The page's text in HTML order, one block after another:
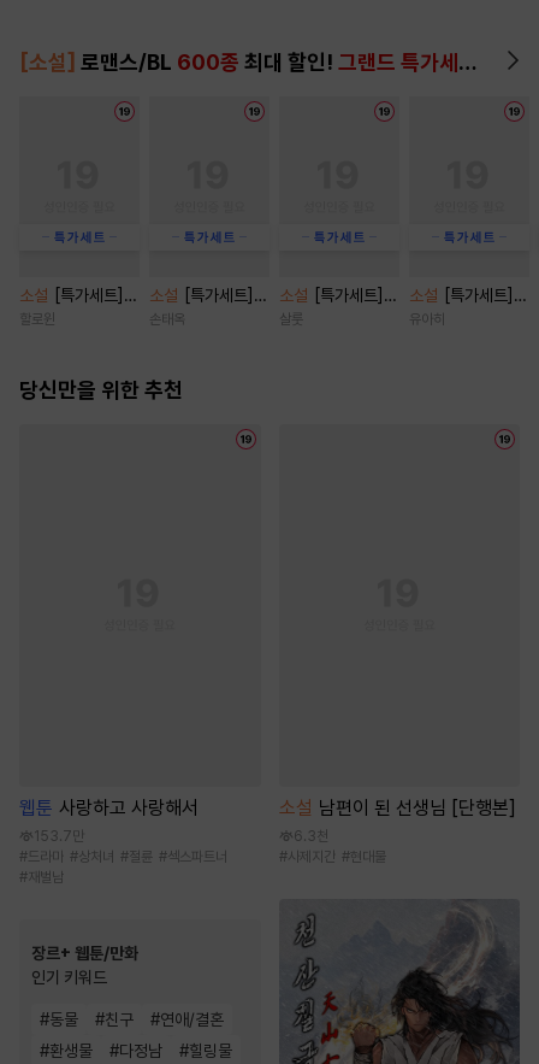
[소설] 로맨스/BL 600종 최대 할인! 그랜드 특가세트
소설
[특가세트]
페로몬 페티시 [단
할로윈
소설
[특가세트]
무뢰한 [단행본]
손태옥
소설
[특가세트]
제한지구 [단행본]
살룻
소설
[특가세트]
결혼이란 이름의
유아히
당신만을 위한 추천
웹툰 사랑하고 사랑해서
153.7만
#드라마 #상처녀 #절륜 #섹스파트너
# 재벌남
장르+ 웹툰/만화
인기 키워드
#동물 #친구 #연애/결혼
#환생물 #다정남 #힐링물
소설 남편이 된 선생님 [단행본]
6.3천
#사제지간 #현대물